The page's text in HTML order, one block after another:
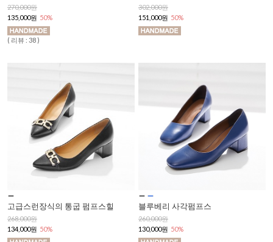
270,000원
135,000원 50%
( 리뷰 : 38 )
302,000원
151,000원 50%
고급스런장식의 통굽 펌프스힐
268,000원
134,000원 50%
블루베리 사각펌프스
260,000원
130,000원 50%